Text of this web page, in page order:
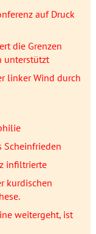
auf Druck
die Grenzen
unterstützt
linker Wind durch
Scheinfrieden
infiltrierte
kurdischen
weitergeht, ist